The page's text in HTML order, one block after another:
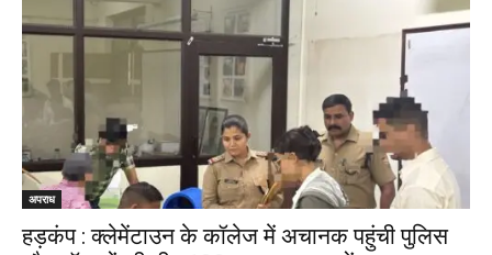
अपराध
हड़कंप : क्लेमेंटाउन के कॉलेज में अचानक पहुंची पुलिस